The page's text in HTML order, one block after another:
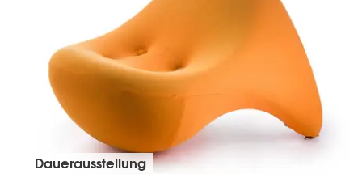
Dauer­aus­stel­lung